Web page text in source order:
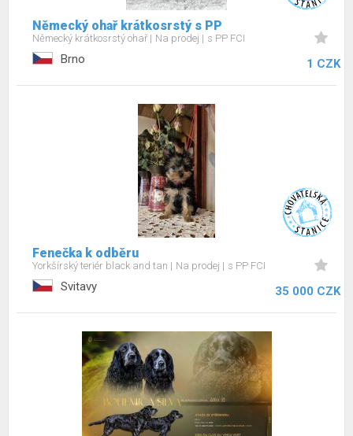
Německý ohař krátkosrstý s PP
Německý krátkosrstý ohař Na prodej s PP FCI
Brno 1 CZK
Fenečka k odběru
Yorkšírský teriér black and tan Na prodej s PP FCI
Svitavy 35 000 CZK